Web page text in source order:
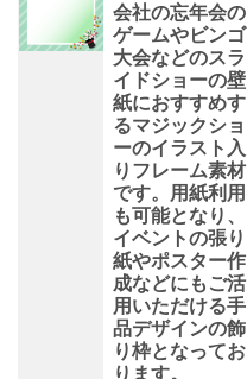
会社の忘年会の
ゲームやビンゴ
大会などのスラ
イドショーの壁
紙におすすめす
るマジックショ
ーのイラスト入
りフレーム素材
です。用紙利用
も可能となり、
イベントの張り
紙やポスター作
成などにもご活
用いただける手
品デザインの飾
り枠となってお
ります。